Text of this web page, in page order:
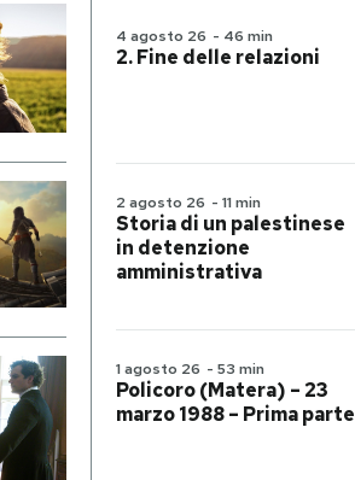
4 agosto 26 - 46 min
2. Fine delle relazioni
2 agosto 26 - 11 min
Storia di un palestinese
in detenzione
amministrativa
1 agosto 26 - 53 min
Policoro (Matera) – 23
marzo 1988 – Prima parte